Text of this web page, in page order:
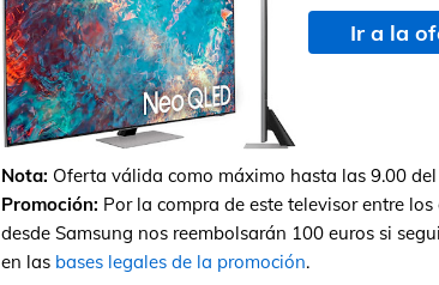
Ir a la
Nota: Oferta válida como máximo hasta las 9.00
Promoción: Por la compra de este televisor entre
desde Samsung nos reembolsarán 100 euros si
en las bases legales de la promoción.